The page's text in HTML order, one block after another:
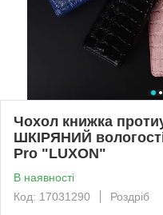
Чохол книжка
ШКІРЯНИЙ
Pro "LUXON"
В наявності
Код: 17031290
Роздріб